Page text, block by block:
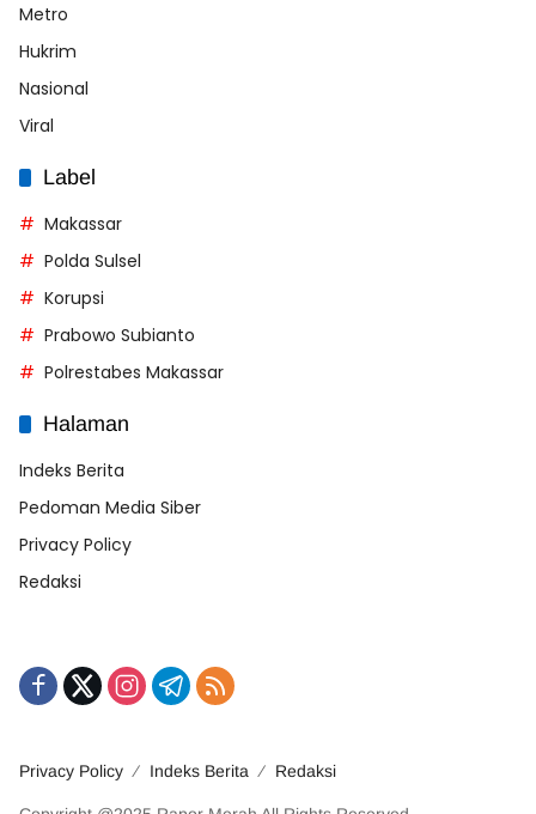
Metro
Hukrim
Nasional
Viral
Label
Makassar
Polda Sulsel
Korupsi
Prabowo Subianto
Polrestabes Makassar
Halaman
Indeks Berita
Pedoman Media Siber
Privacy Policy
Redaksi
Privacy Policy Indeks Berita Redaksi